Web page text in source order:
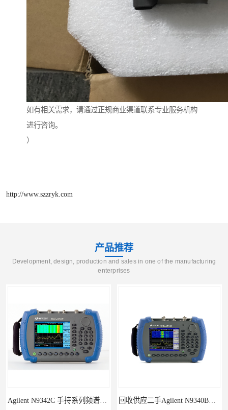
如有相关需求，请通过正规商业渠道联系专业服务机构
进行咨询。
）
http://www.szzryk.com
产品推荐
Development, design, production and sales in one of the manufacturing
enterprises
Agilent N9342C 手持系列频谱分析仪 回收供应二手Agilent N9340B手持式系列频谱分析仪